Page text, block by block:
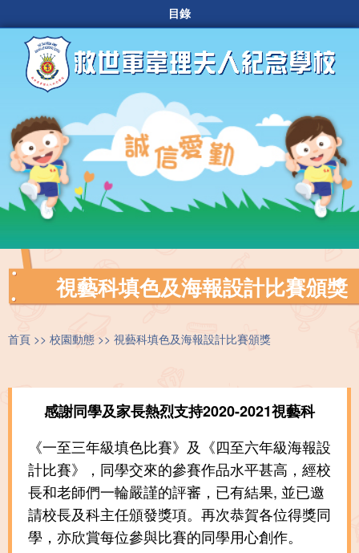
目錄
視藝科填色及海報設計比賽頒獎
首頁 校園動態 視藝科填色及海報設計比賽頒獎
感謝同學及家長熱烈支持2020-2021視藝科
《一至三年級填色比賽》及《四至六年級海報設
計比賽》，同學交來的參賽作品水平甚高，經校
長和老師們一輪嚴謹的評審，已有結果, 並已邀
請校長及科主任頒發獎項。再次恭賀各位得獎同
學，亦欣賞每位參與比賽的同學用心創作。